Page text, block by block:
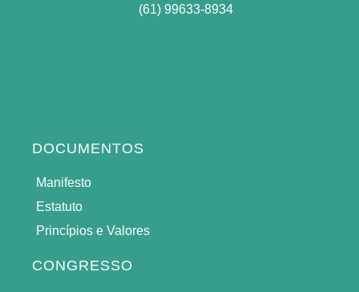
(61) 99633-8934
DOCUMENTOS
Manifesto
Estatuto
Princípios e Valores
CONGRESSO